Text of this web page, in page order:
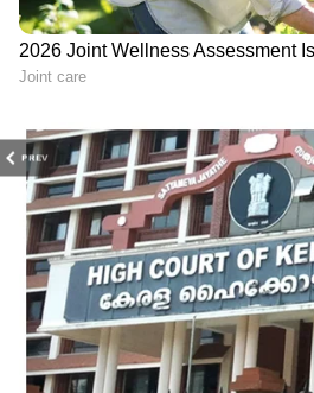
PREV